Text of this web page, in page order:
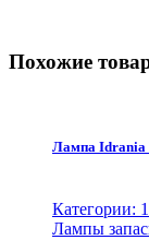
Похожие
Лампа Idrania
Категории:
Лампы